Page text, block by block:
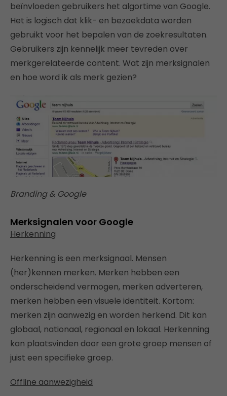
beïnvloeden gebruikers het algortime van Google.
Het is logisch dat klik- en bezoekdata worden
gebruikt voor het bepalen van de zoekresultaten.
Gebruikers zijn kennelijk meer tevreden over
merkgerelateerde content. Wat zijn merksignalen
en hoe word ik als merk gezien?
Branding & Google
Merksignalen voor Google
Herkenning
Herkenning is een merksignaal. Mensen
(her)kennen merken. Merken hebben een
onderscheidend vermogen, merken adverteren,
merken hebben een visuele identiteit. Kortom:
merken zijn aanwezig en worden herkend. Dit kan
globaal, nationaal, regionaal en lokaal. Herkenning
kan plaatsvinden door een grote groep mensen of
juist een specifieke groep.
Offline aanwezigheid